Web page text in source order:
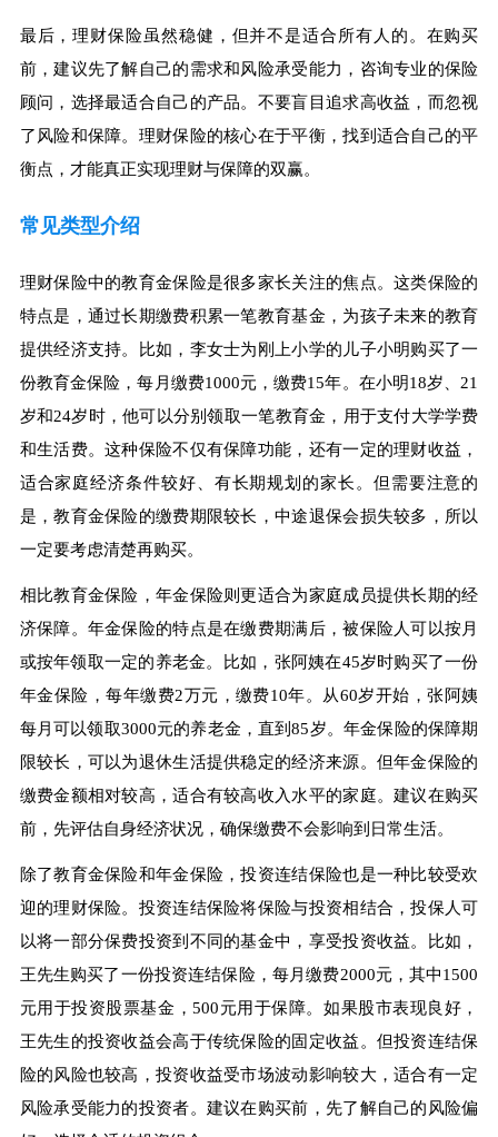
最后，理财保险虽然稳健，但并不是适合所有人的。在购买
前，建议先了解自己的需求和风险承受能力，咨询专业的保险
顾问，选择最适合自己的产品。不要盲目追求高收益，而忽视
了风险和保障。理财保险的核心在于平衡，找到适合自己的平
衡点，才能真正实现理财与保障的双赢。
常见类型介绍
理财保险中的教育金保险是很多家长关注的焦点。这类保险的
特点是，通过长期缴费积累一笔教育基金，为孩子未来的教育
提供经济支持。比如，李女士为刚上小学的儿子小明购买了一
份教育金保险，每月缴费1000元，缴费15年。在小明18岁、21
岁和24岁时，他可以分别领取一笔教育金，用于支付大学学费
和生活费。这种保险不仅有保障功能，还有一定的理财收益，
适合家庭经济条件较好、有长期规划的家长。但需要注意的
是，教育金保险的缴费期限较长，中途退保会损失较多，所以
一定要考虑清楚再购买。
相比教育金保险，年金保险则更适合为家庭成员提供长期的经
济保障。年金保险的特点是在缴费期满后，被保险人可以按月
或按年领取一定的养老金。比如，张阿姨在45岁时购买了一份
年金保险，每年缴费2万元，缴费10年。从60岁开始，张阿姨
每月可以领取3000元的养老金，直到85岁。年金保险的保障期
限较长，可以为退休生活提供稳定的经济来源。但年金保险的
缴费金额相对较高，适合有较高收入水平的家庭。建议在购买
前，先评估自身经济状况，确保缴费不会影响到日常生活。
除了教育金保险和年金保险，投资连结保险也是一种比较受欢
迎的理财保险。投资连结保险将保险与投资相结合，投保人可
以将一部分保费投资到不同的基金中，享受投资收益。比如，
王先生购买了一份投资连结保险，每月缴费2000元，其中1500
元用于投资股票基金，500元用于保障。如果股市表现良好，
王先生的投资收益会高于传统保险的固定收益。但投资连结保
险的风险也较高，投资收益受市场波动影响较大，适合有一定
风险承受能力的投资者。建议在购买前，先了解自己的风险偏